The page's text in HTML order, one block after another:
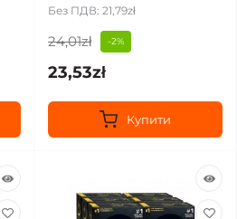
Без ПДВ: 21,79zł
24,01zł -2%
23,53zł
Купити